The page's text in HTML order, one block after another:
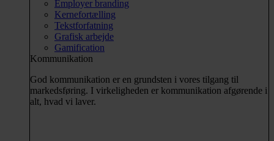
Employer branding
Kernefortælling
Tekstforfatning
Grafisk arbejde
Gamification
Kommunikation
God kommunikation er en grundsten i vores tilgang til
markedsføring. I virkeligheden er kommunikation afgørende i
alt, hvad vi laver.